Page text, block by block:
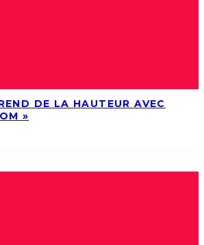
DE LA HAUTEUR AVEC
»